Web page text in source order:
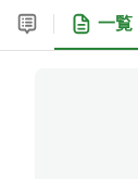
一覧